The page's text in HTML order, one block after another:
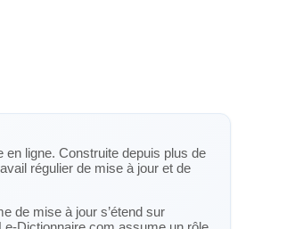
en ligne. Construite depuis plus de
régulier de mise à jour et de
de mise à jour s’étend sur